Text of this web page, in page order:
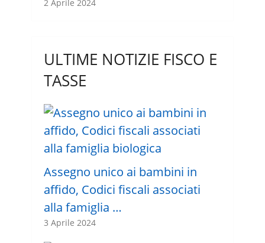
2 Aprile 2024
ULTIME NOTIZIE FISCO E
TASSE
Assegno unico ai bambini in
affido, Codici fiscali associati
alla famiglia …
3 Aprile 2024